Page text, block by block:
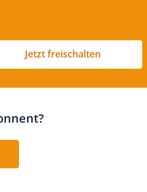
Jetzt freischalten